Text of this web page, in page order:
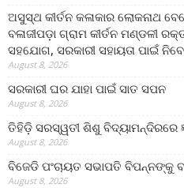
ଅସୁସ୍ଥ କୀର୍ତନ କଳାକାର ଲୋକନାଥ
ବଳାଜୀପଡ଼ା ଗ୍ରାମ କୀର୍ତନ ମଣ୍ଡଳୀ
ସହଯୋଗ, ସରକାରୀ ସହାୟତା ପାଇଁ
August 8, 2026
ସରକାରୀ ଘର ଯାହା ପାଇଁ ସାତ ସପନ
August 8, 2026
ତିହିଡି଼ ସରସ୍ୱତୀ ଶିଶୁ ବିଦ୍ୟାମନ୍ଦିରରେ
August 8, 2026
ବିଜେଡି ପଂଚାୟତ ସଭାପତି ବିପନ୍ନଙ୍କୁ
August 8, 2026